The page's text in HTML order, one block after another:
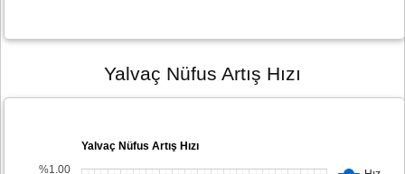
Yalvaç Nüfus Artış Hızı
Yalvaç Nüfus Artış Hızı
%1.00